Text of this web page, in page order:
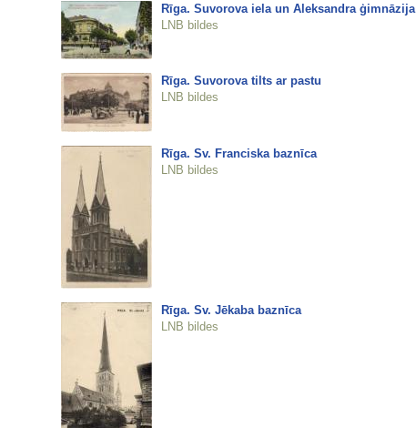
Rīga. Suvorova iela un Aleksandra ģimnāzija
LNB bildes
Rīga. Suvorova tilts ar pastu
LNB bildes
Rīga. Sv. Franciska baznīca
LNB bildes
Rīga. Sv. Jēkaba baznīca
LNB bildes